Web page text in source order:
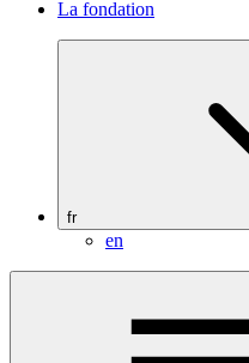
La fondation
fr
en